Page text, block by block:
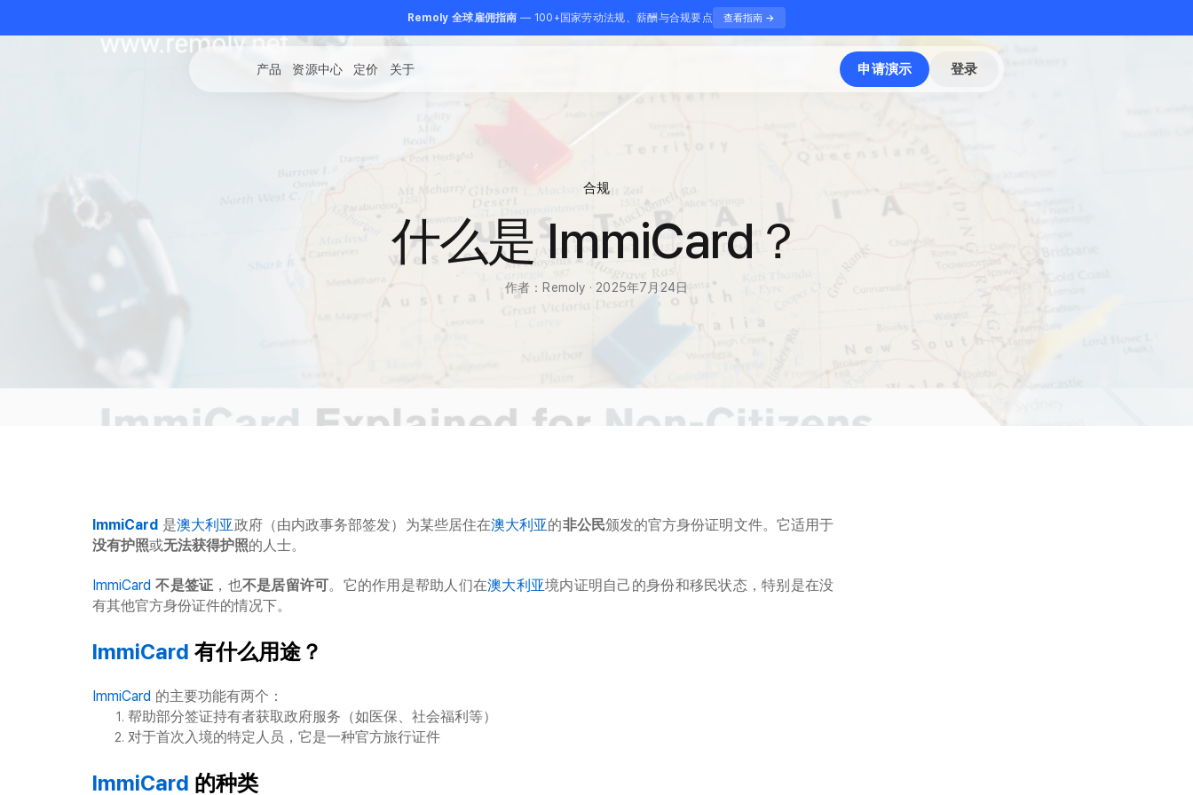
Remoly 全球雇佣指南 — 100+国家劳动法规、薪酬与合规要点 查看指南 →
产品 资源中心 定价 关于 申请演示 登录
合规
什么是 ImmiCard？
作者：Remoly · 2025年7月24日
ImmiCard 是澳大利亚政府（由内政事务部签发）为某些居住在澳大利亚的非公民颁发的官方身份证明文件。它适用于
没有护照或无法获得护照的人士。
ImmiCard 不是签证 ，也不是居留许可。它的作用是帮助人们在澳大利亚境内证明自己的身份和移民状态，特别是在没
有其他官方身份证件的情况下。
ImmiCard 有什么用途？
ImmiCard 的主要功能有两个：
帮助部分签证持有者获取政府服务（如医保、社会福利等）
对于首次入境的特定人员，它是一种官方旅行证件
ImmiCard 的种类